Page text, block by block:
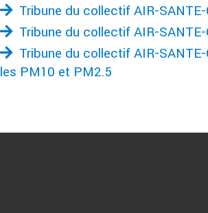
Tribune du collectif AIR-
Tribune du collectif AIR-
Tribune du collectif AIR-
les PM10 et PM2.5